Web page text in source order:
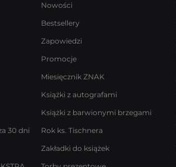
30 dni
Nowości
Bestsellery
Zapowiedzi
Promocje
Miesięcznik ZNAK
Książki z autografami
Książki z barwionymi brzegami
Rok ks. Tischnera
Zakładki do książek